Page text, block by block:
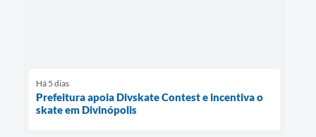
Há 5 dias
Prefeitura apoia Divskate Contest e incentiva o
skate em Divinópolis